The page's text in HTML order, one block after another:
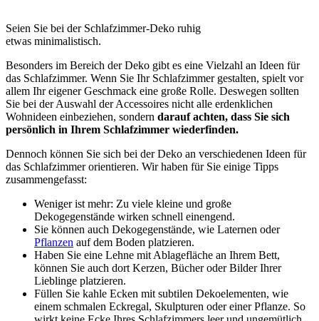
Seien Sie bei der Schlafzimmer-Deko ruhig
etwas minimalistisch.
Besonders im Bereich der Deko gibt es eine Vielzahl an Ideen für
das Schlafzimmer. Wenn Sie Ihr Schlafzimmer gestalten, spielt vor
allem Ihr eigener Geschmack eine große Rolle. Deswegen sollten
Sie bei der Auswahl der Accessoires nicht alle erdenklichen
Wohnideen einbeziehen, sondern darauf achten, dass Sie sich
persönlich in Ihrem Schlafzimmer wiederfinden.
Dennoch können Sie sich bei der Deko an verschiedenen Ideen für
das Schlafzimmer orientieren. Wir haben für Sie einige Tipps
zusammengefasst:
Weniger ist mehr: Zu viele kleine und große
Dekogegenstände wirken schnell einengend.
Sie können auch Dekogegenstände, wie Laternen oder
Pflanzen auf dem Boden platzieren.
Haben Sie eine Lehne mit Ablagefläche an Ihrem Bett,
können Sie auch dort Kerzen, Bücher oder Bilder Ihrer
Lieblinge platzieren.
Füllen Sie kahle Ecken mit subtilen Dekoelementen, wie
einem schmalen Eckregal, Skulpturen oder einer Pflanze. So